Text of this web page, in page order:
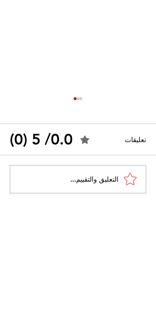
القضاء الإداري يقضي بحل
نقابة "كنابست"
تعليقات 0.0/ 5 (0)
التعليق والتقييم...